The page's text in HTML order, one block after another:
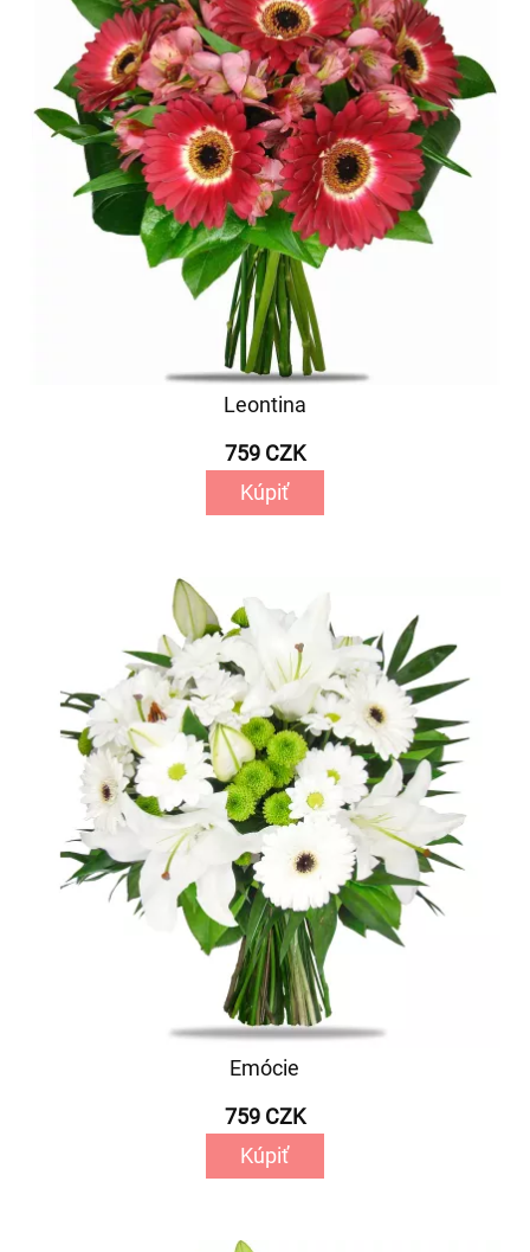
Leontina
759 CZK
Kúpiť
Emócie
759 CZK
Kúpiť